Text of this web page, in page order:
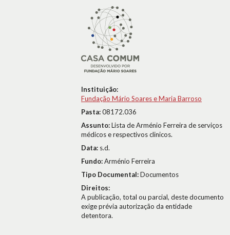
Instituição:
Fundação Mário Soares e Maria Barroso
Pasta:08172.036
Assunto:Lista de Arménio Ferreira de serviços
médicos e respectivos clinicos.
Data: s.d.
Fundo:Arménio Ferreira
Tipo Documental:Documentos
Direitos:
A publicação, total ou parcial, deste documento
exige prévia autorização da entidade
detentora.